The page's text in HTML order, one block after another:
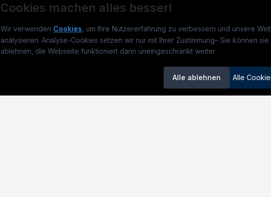
Cookies machen alles besser!
Wir verwenden Cookies , um Ihre Nutzererfahrung zu verbessern und unsere
analysieren. Analyse-Cookies setzen wir nur mit Ihrer Zustimmung– Sie können
ablehnen, die Webseite funktioniert dann uneingeschränkt weiter
Alle ablehnen Alle
TECjobs.at Jobs
Jobs in Wien